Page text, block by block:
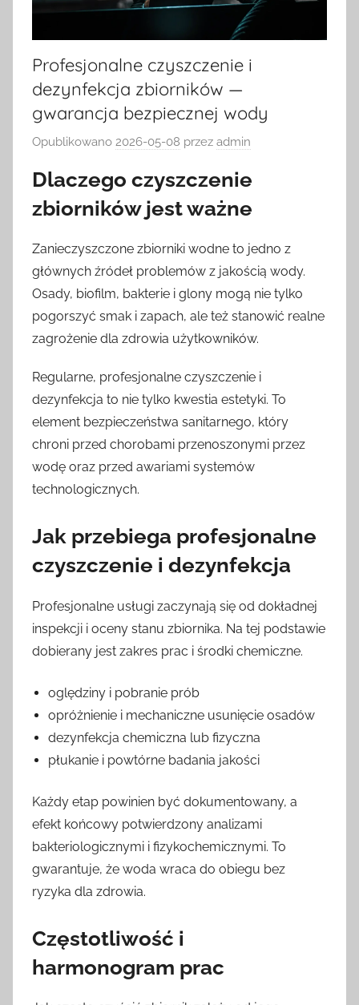
Profesjonalne czyszczenie i
dezynfekcja zbiorników —
gwarancja bezpiecznej wody
Opublikowano 2026-05-08 przez admin
Dlaczego czyszczenie
zbiorników jest ważne
Zanieczyszczone zbiorniki wodne to jedno z
głównych źródeł problemów z jakością wody.
Osady, biofilm, bakterie i glony mogą nie tylko
pogorszyć smak i zapach, ale też stanowić realne
zagrożenie dla zdrowia użytkowników.
Regularne, profesjonalne czyszczenie i
dezynfekcja to nie tylko kwestia estetyki. To
element bezpieczeństwa sanitarnego, który
chroni przed chorobami przenoszonymi przez
wodę oraz przed awariami systemów
technologicznych.
Jak przebiega profesjonalne
czyszczenie i dezynfekcja
Profesjonalne usługi zaczynają się od dokładnej
inspekcji i oceny stanu zbiornika. Na tej podstawie
dobierany jest zakres prac i środki chemiczne.
oględziny i pobranie prób
opróżnienie i mechaniczne usunięcie osadów
dezynfekcja chemiczna lub fizyczna
płukanie i powtórne badania jakości
Każdy etap powinien być dokumentowany, a
efekt końcowy potwierdzony analizami
bakteriologicznymi i fizykochemicznymi. To
gwarantuje, że woda wraca do obiegu bez
ryzyka dla zdrowia.
Częstotliwość i
harmonogram prac